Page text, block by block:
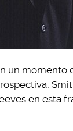
un momento
en esta